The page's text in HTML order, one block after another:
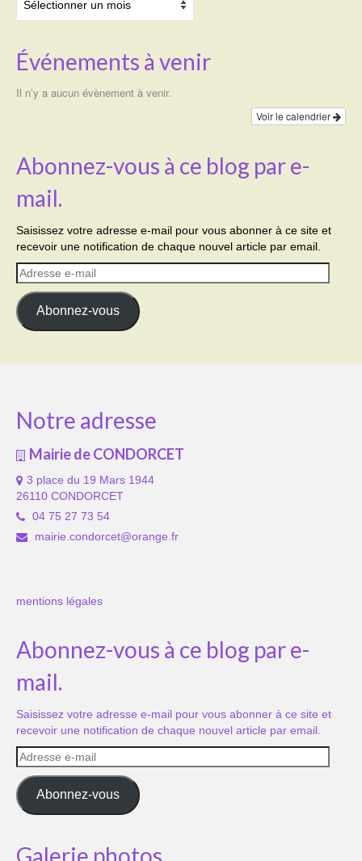
Événements à venir
Il n’y a aucun évènement à venir.
Voir le calendrier
Abonnez-vous à ce blog par e-
mail.
Saisissez votre adresse e-mail pour vous abonner à ce site et
recevoir une notification de chaque nouvel article par email.
Adresse
e-
mail
Abonnez-vous
Notre adresse
Mairie de CONDORCET
3 place du 19 Mars 1944
26110 CONDORCET
04 75 27 73 54
mairie.condorcet@orange.fr
mentions légales
Abonnez-vous à ce blog par e-
mail.
Saisissez votre adresse e-mail pour vous abonner à ce site et
recevoir une notification de chaque nouvel article par email.
Adresse
e-
mail
Abonnez-vous
Galerie photos